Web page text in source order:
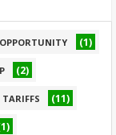
(1)
(2)
TARIFFS (11)